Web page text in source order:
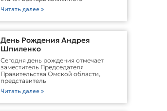
Читать далее »
День Рождения Андрея
Шпиленко
Cегодня день рождения отмечает
заместитель Председателя
Правительства Омской области,
представитель
Читать далее »